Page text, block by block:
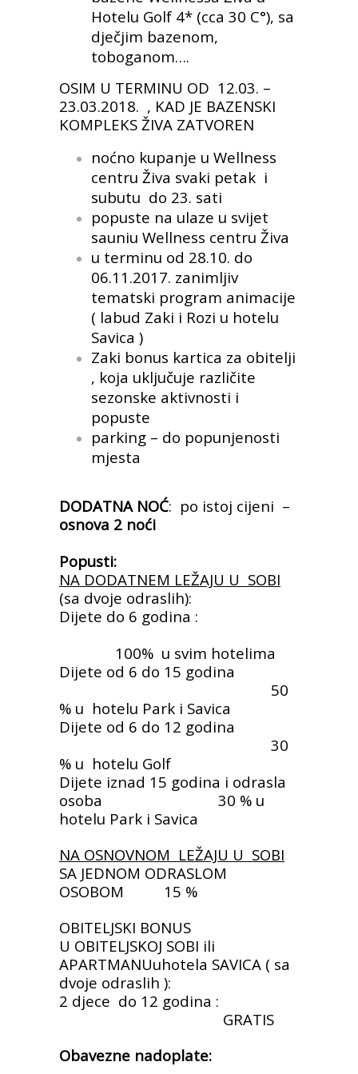
Hotelu Golf 4* (cca 30 C°), sa
dječjim bazenom,
toboganom….
OSIM U TERMINU OD 12.03. –
23.03.2018. , KAD JE BAZENSKI
KOMPLEKS ŽIVA ZATVOREN
noćno kupanje u Wellness
centru Živa svaki petak i
subutu do 23. sati
popuste na ulaze u svijet
sauniu Wellness centru Živa
u terminu od 28.10. do
06.11.2017. zanimljiv
tematski program animacije
( labud Zaki i Rozi u hotelu
Savica )
Zaki bonus kartica za obitelji
, koja uključuje različite
sezonske aktivnosti i
popuste
parking – do popunjenosti
mjesta
DODATNA NOĆ: po istoj cijeni –
osnova 2 noći
Popusti:
NA DODATNEM LEŽAJU U SOBI
(sa dvoje odraslih):
Dijete do 6 godina :
100% u svim hotelima
Dijete od 6 do 15 godina
50
% u hotelu Park i Savica
Dijete od 6 do 12 godina
30
% u hotelu Golf
Dijete iznad 15 godina i odrasla
osoba 30 % u
hotelu Park i Savica
NA OSNOVNOM LEŽAJU U SOBI
SA JEDNOM ODRASLOM
OSOBOM 15 %
OBITELJSKI BONUS
U OBITELJSKOJ SOBI ili
APARTMANUuhotela SAVICA ( sa
dvoje odraslih ):
2 djece do 12 godina :
GRATIS
Obavezne nadoplate: